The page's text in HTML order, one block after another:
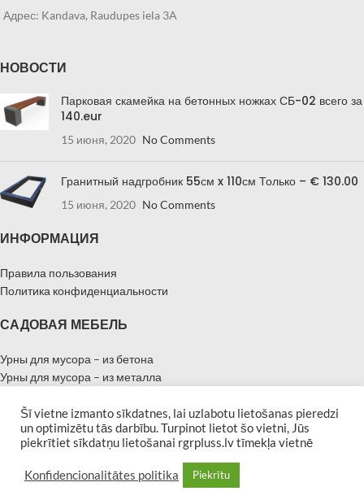
Адрес: Kandava, Raudupes iela 3A
НОВОСТИ
Парковая скамейка на бетонных ножках СБ-02 всего за
140.eur
15 июня, 2020 No Comments
Гранитный надгробник 55см x 110см Только – € 130.00
15 июня, 2020 No Comments
ИНФОРМАЦИЯ
Правила пользования
Политика конфиденциальности
САДОВАЯ МЕБЕЛЬ
Урны для мусора – из бетона
Урны для мусора – из металла
Цветочные горшки из бетона
Цветочные горшки из металла
Цветочные горшки из дерева
Cкамейки с металлическими ножками
Šī vietne izmanto sīkdatnes, lai uzlabotu lietošanas pieredzi
un optimizētu tās darbību. Turpinot lietot šo vietni, Jūs
piekrītiet sīkdatņu lietošanai rgrpluss.lv tīmekļa vietnē
Konfidencionalitātes politika Piekrītu